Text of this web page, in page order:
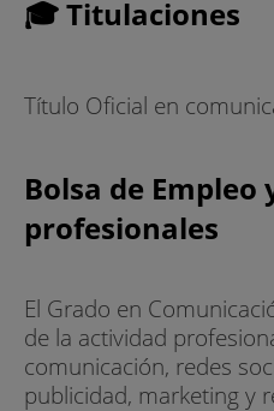
🎓 Titulaciones
Título Oficial en
Bolsa de Empleo
profesionales
El Grado en
de la actividad
comunicación, redes
publicidad, marketing y